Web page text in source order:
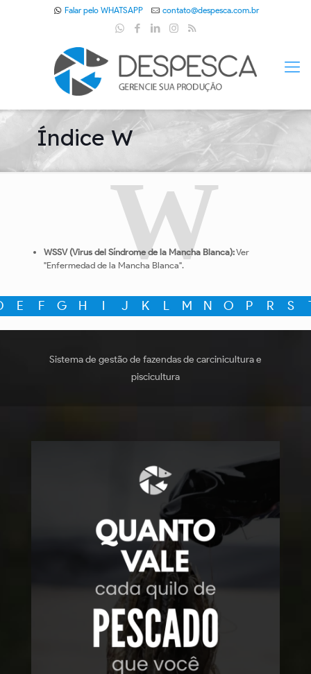
Falar pelo WHATSAPP contato@despesca.com.br
Índice W
W
WSSV (Virus del Síndrome de la Mancha Blanca):Ver
"Enfermedad de la Mancha Blanca".
E F G H I J K L M N O P R S
Sistema de gestão de fazendas de carcinicultura e
piscicultura